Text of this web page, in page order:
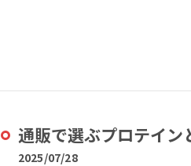
通販で選ぶプロテイ
2025/07/28